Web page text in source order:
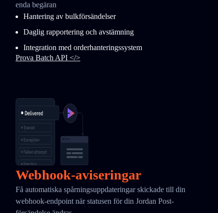
enda begäran
Hantering av bulkförsändelser
Daglig rapportering och avstämning
Integration med orderhanteringssystem
Prova Batch API </>
Webhook-aviseringar
Få automatiska spårningsuppdateringar skickade till din
webhook-endpoint när statusen för din Jordan Post-